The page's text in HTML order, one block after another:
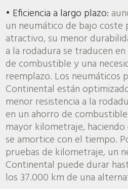
• Eficiencia a largo plazo:
un neumático de bajo coste
atractivo, su menor
a la rodadura se traducen
de combustible y una
reemplazo. Los neumáticos
Continental están
menor resistencia a la
en un ahorro de
mayor kilometraje,
se amortice con el tiempo.
pruebas de kilometraje, un
Continental puede durar
los 37.000 km de una